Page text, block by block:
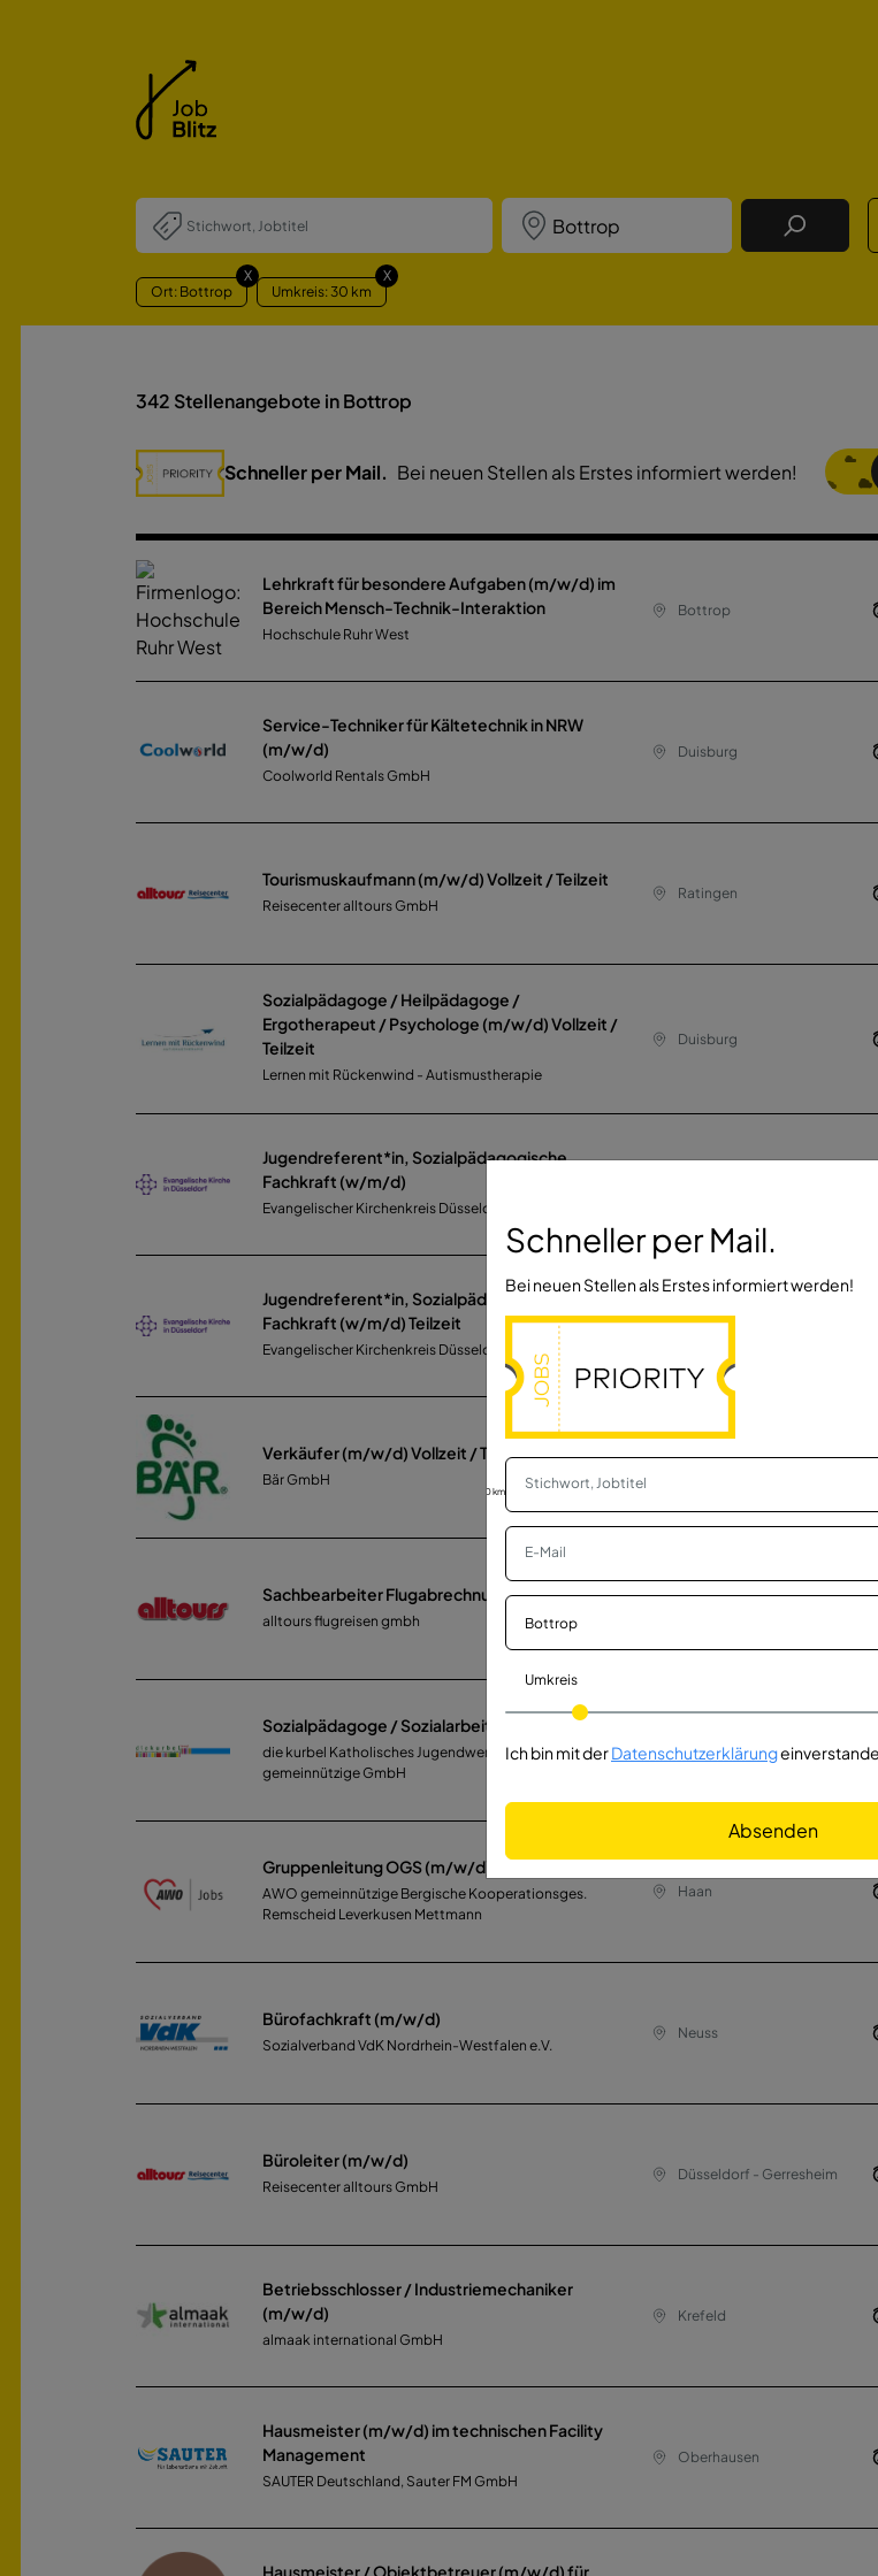
Job Finden
Ort: Bottrop
X
Umkreis: 30 km
X
342 Stellenangebote in Bottrop
Schneller per Mail. Bei neuen Stellen als Erstes informiert werden!
Lehrkraft für besondere Aufgaben (m/w/d) im
Bereich Mensch-Technik-Interaktion
Hochschule Ruhr West
Bottrop
Service-Techniker für Kältetechnik in NRW
(m/w/d)
Coolworld Rentals GmbH
Duisburg
Tourismuskaufmann (m/w/d) Vollzeit / Teilzeit
Reisecenter alltours GmbH
Ratingen
Sozialpädagoge / Heilpädagoge /
Ergotherapeut / Psychologe (m/w/d) Vollzeit /
Teilzeit
Lernen mit Rückenwind - Autismustherapie
Duisburg
Jugendreferent*in, Sozialpädagogische
Fachkraft (w/m/d)
Evangelischer Kirchenkreis Düsseldorf
Jugendreferent*in, Sozialpädagogische
Fachkraft (w/m/d) Teilzeit
Evangelischer Kirchenkreis Düsseldorf
Düsseldorf
Verkäufer (m/w/d) Vollzeit / Teilzeit
Bär GmbH
Sachbearbeiter Flugabrechnung (m/w/d)
alltours flugreisen gmbh
Sozialpädagoge / Sozialarbeiter (m/w/d) (ESF)
die kurbel Katholisches Jugendwerk Oberhausen
gemeinnützige GmbH
Oberhausen
Gruppenleitung OGS (m/w/d)
AWO gemeinnützige Bergische Kooperationsges.
Remscheid Leverkusen Mettmann
Haan
Bürofachkraft (m/w/d)
Sozialverband VdK Nordrhein-Westfalen e.V.
Neuss
Büroleiter (m/w/d)
Reisecenter alltours GmbH
Düsseldorf - Gerresheim
Betriebsschlosser / Industriemechaniker
(m/w/d)
almaak international GmbH
Krefeld
Hausmeister (m/w/d) im technischen Facility
Management
SAUTER Deutschland, Sauter FM GmbH
Oberhausen
Hausmeister / Objektbetreuer (m/w/d) für
Schneller per Mail.
Bei neuen Stellen als Erstes informiert werden!
Umkreis
30 km
Ich bin mit derDatenschutzerklärung
Absenden